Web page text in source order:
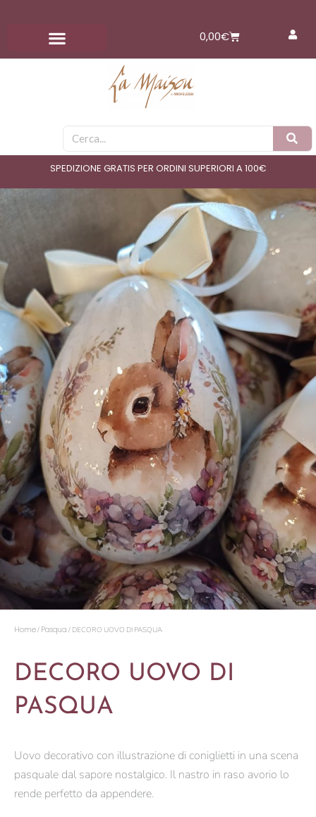
contenuto
0,00€Carrello
Cerca
SPEDIZIONE GRATIS PER ORDINI SUPERIORI A 100€
Home/ Pasqua / DECORO UOVO DI PASQUA
DECORO UOVO DI
PASQUA
Uovo decorativo con illustrazione di coniglietti in una scena
pasquale dal sapore nostalgico. Il nastro in raso avorio lo
rende perfetto da appendere.